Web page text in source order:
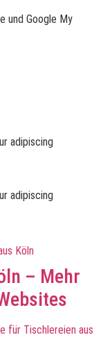
und Google My
adipiscing
adipiscing
– Mehr